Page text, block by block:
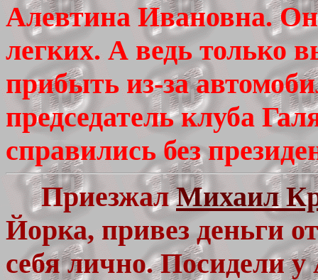
Алевтина Ивановна.
легких. А ведь только
прибыть из-за
председатель клуба
справились без
ПриезжалМихаил
Йорка, привез деньги
себя лично. Посидели